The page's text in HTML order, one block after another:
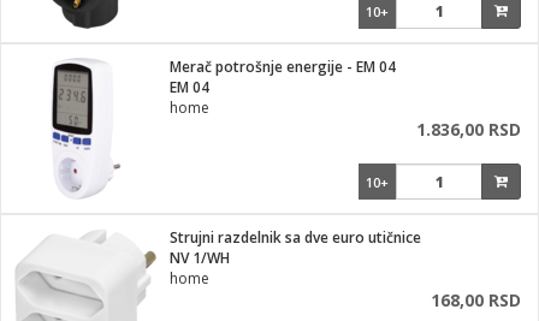
za kosu
10+
Merač potrošnje energije - EM 04
EM 04
home
1.836,00 RSD
10+
Strujni razdelnik sa dve euro utičnice
NV 1/WH
home
168,00 RSD